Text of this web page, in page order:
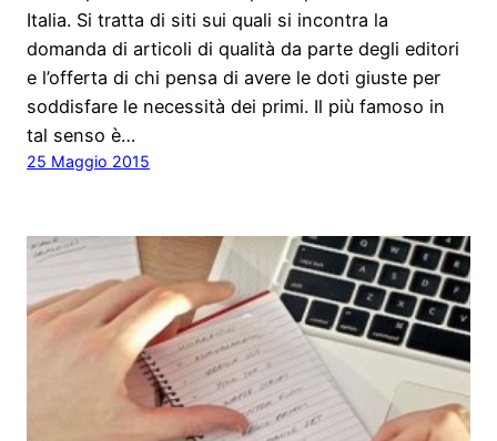
Italia. Si tratta di siti sui quali si incontra la
domanda di articoli di qualità da parte degli editori
e l’offerta di chi pensa di avere le doti giuste per
soddisfare le necessità dei primi. Il più famoso in
tal senso è…
25 Maggio 2015